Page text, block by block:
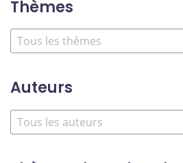
Thèmes
Auteurs